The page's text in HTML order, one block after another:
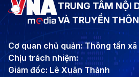
TRUNG TÂM NỘI
VÀ TRUYỀN
Cơ quan chủ quản: Thông tấn xã
Chịu trách nhiệm:
Giám đốc: Lê Xuân Thành